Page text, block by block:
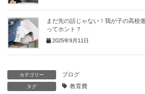
まだ先の話じゃない！我が子の高校
ってホント？
2025年9月11日
カテゴリー ブログ
タグ 教育費